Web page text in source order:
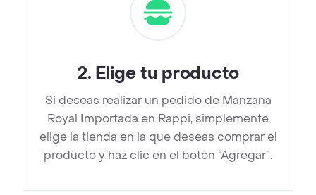
2. Elige tu producto
Si deseas realizar un pedido de Manzana
Royal Importada en Rappi, simplemente
elige la tienda en la que deseas comprar el
producto y haz clic en el botón “Agregar”.